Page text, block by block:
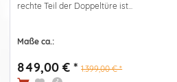
rechte Teil der Doppeltüre ist...
Maße ca.:
849,00 € * 1.399,00 € *